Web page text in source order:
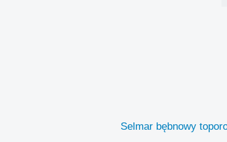
Selmar bębnowy